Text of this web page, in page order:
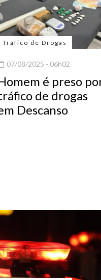
Tráfico de Drogas
07/08/2025 - 06h02
é preso
de drogas
Descanso